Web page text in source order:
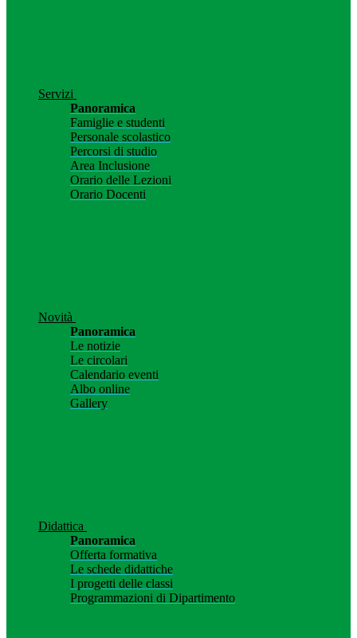
Servizi
Panoramica
Famiglie e studenti
Personale scolastico
Percorsi di studio
Area Inclusione
Orario delle Lezioni
Orario Docenti
Novità
Panoramica
Le notizie
Le circolari
Calendario eventi
Albo online
Gallery
Didattica
Panoramica
Offerta formativa
Le schede didattiche
I progetti delle classi
Programmazioni di Dipartimento